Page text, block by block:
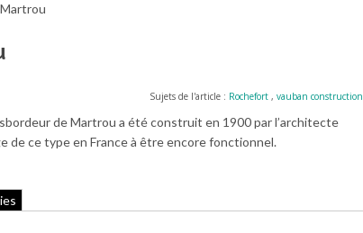
Sujets de l'article : Rochefort , vauban construction
de Martrou a été construit en 1900 par l’architecte
de ce type en France à être encore fonctionnel.